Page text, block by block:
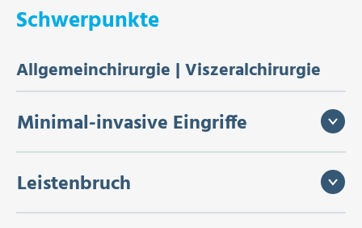
Schwerpunkte
Allgemeinchirurgie | Viszeralchirurgie
Minimal-invasive Eingriffe
Leistenbruch